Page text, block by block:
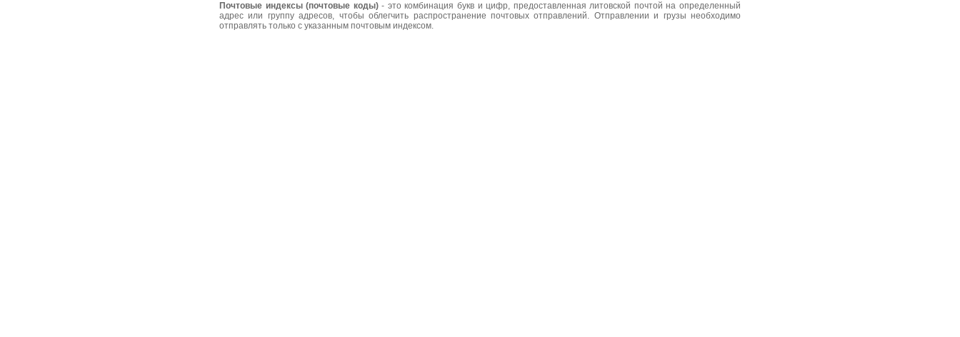
Почтовые индексы (почтовые коды)- это комбинация букв и цифр, предоставленная литовской почтой на определенный
адрес или группу адресов, чтобы облегчить распространение почтовых отправлений. Отправлении и грузы необходимо
отправлять только с указанным почтовым индексом.